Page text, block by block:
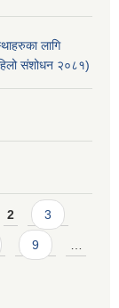
लागि
संशोधन २०८१)
2 3
9